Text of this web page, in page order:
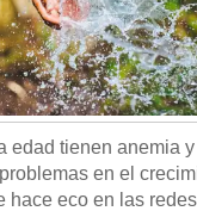
tienen anemia
en el
eco en las